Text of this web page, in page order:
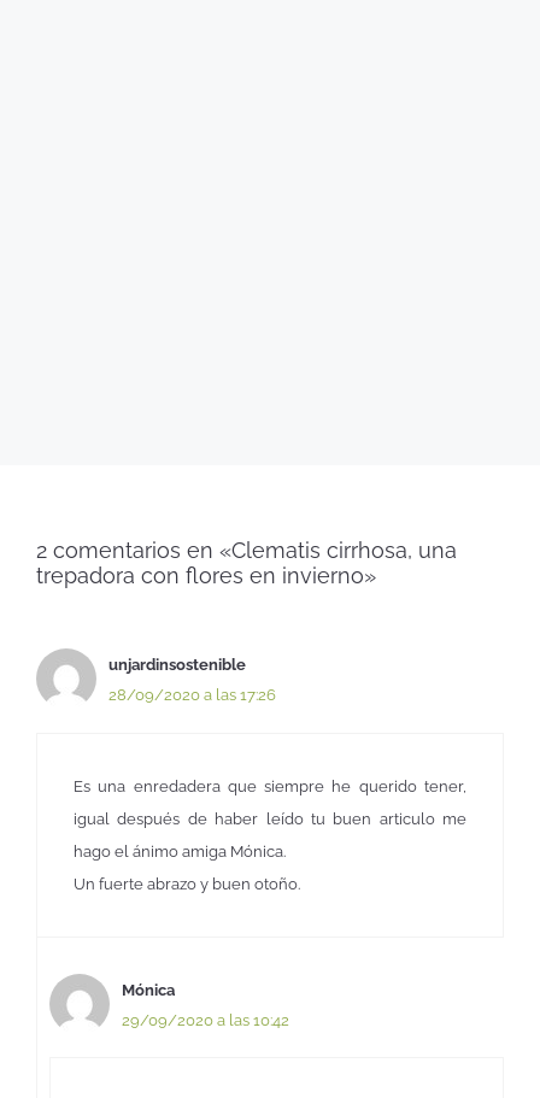
2 comentarios en «Clematis cirrhosa, una
trepadora con flores en invierno»
unjardinsostenible
28/09/2020 a las 17:26
Es una enredadera que siempre he querido tener,
igual después de haber leído tu buen articulo me
hago el ánimo amiga Mónica.
Un fuerte abrazo y buen otoño.
Mónica
29/09/2020 a las 10:42